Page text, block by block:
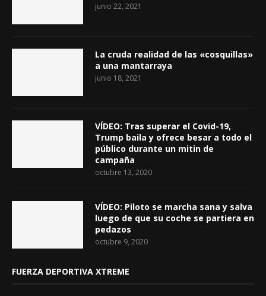
junio 22, 2021
La cruda realidad de las «cosquillas»
a una mantarraya
junio 18, 2021
VÍDEO: Tras superar el Covid-19,
Trump baila y ofrece besar a todo el
público durante un mitin de
campaña
octubre 13, 2020
VÍDEO: Piloto se marcha sana y salva
luego de que su coche se partiera en
pedazos
octubre 9, 2020
FUERZA DEPORTIVA XTREME